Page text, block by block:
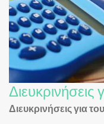
Διευκρινήσεις
Διευκρινήσεις για